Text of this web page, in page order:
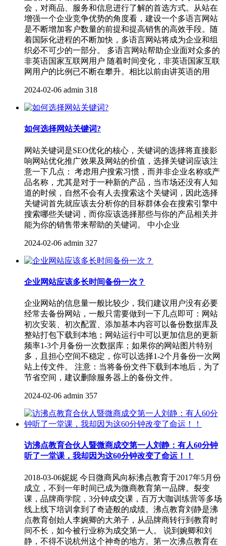
会，对商品、服务和信息进行了解的首选方式。从站在
增强一个企业竞争优势的角度看，建设一个多语言网站
是不断增加客户数量的前提和提高销售的高效手段。随
着国际化进程的不断加快，多语言网站将成为企业和组
织必不可少的一部分。 多语言网站帮助企业面对众多的
非英语国家互联网用户 随着时间变化，非英语国家互联
网用户的比例已不断在攀升。相比以前由讲英语的用
2024-02-06 admin 318
如何选择网站关键词?
网站关键词是SEO优化的核心，关键词的选择将直接影
响网站优化推广效果及网站的价值，选择关键词应该注
意一下几点： 考虑用户搜索习惯，而并非企业名称或产
品名称，尤其是对于一种新的产品，当市场还没有人知
道的时候，自然不会有人去搜索这个关键词，因此选择
关键词首先就应该去分析你的目标群体会在搜索引擎中
搜索哪些关键词，而你应该选择那些与你的产品相关并
能为你的销售带来帮助的关键词。 中小企业
2024-02-06 admin 327
企业网站应该多长时间备份一次？
企业网站的信息量一般比较少，我们建议用户没有必要
经常去备份网站，一般只需要做到一下几点即可：网站
初次安装、初次配置、添加基本内容可以备份数据库及
整站打包下载到本地；网站运行中可以更加信息的更新
频率1-3个月备份一次数据库；如果你的网站图片特别
多，且担心空间不稳定，你可以选择1-2个月备份一次网
站上传文件。 注意：当将备份文件下载到本地后，为了
节省空间，建议删除服务器上的备份文件。
2024-02-06 admin 357
访沸点教育合伙人暨微商成交第一人刘静：有人60分钟
听了一堂课，我却因为这60分钟改变了命运！！
2018-03-06妮妮 今日微商风向标沸点教育于2017年5月份
成立，不到一年时间已成为微商教育第一品牌。裂变
课，品牌商学院，3分钟成交课，百万大咖训练营等多场
线上线下培训拿到了奇迹般的成绩。沸点教育刘静是沸
点教育创始人李婉卿的大弟子，从品牌商转行到教育时
间不长，如今被行业称为成交第一人。 说到婉卿和刘
静，不得不说杭州这个神奇的地方。第一次沸点教育在